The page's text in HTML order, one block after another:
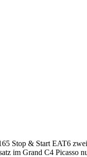
Stop & Start EAT6
im Grand C4 Picasso